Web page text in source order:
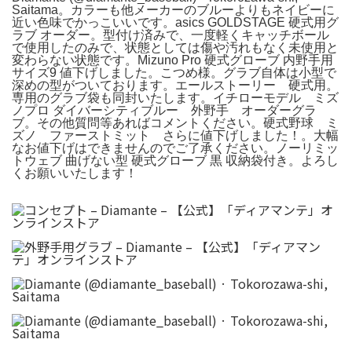
Saitama。カラーも他メーカーのブルーよりもネイビーに
近い色味でかっこいいです。asics GOLDSTAGE 硬式用グ
ラブ オーダー。型付け済みで、一度軽くキャッチボール
で使用したのみで、状態としては傷や汚れもなく未使用と
変わらない状態です。Mizuno Pro 硬式グローブ 内野手用
サイズ9 値下げしました。こつめ様。グラブ自体は小型で
深めの型がついております。エールストーリー 硬式用。
専用のグラブ袋も同封いたします。イチローモデル ミズ
ノプロ ダイバーシティブルー 外野手 オーダーグラ
ブ。その他質問等あればコメントください。硬式野球 ミ
ズノ ファーストミット さらに値下げしました！。大幅
なお値下げはできませんのでご了承ください。ノーリミッ
トウェブ 曲げない型 硬式グローブ 黒 収納袋付き。よろし
くお願いいたします！